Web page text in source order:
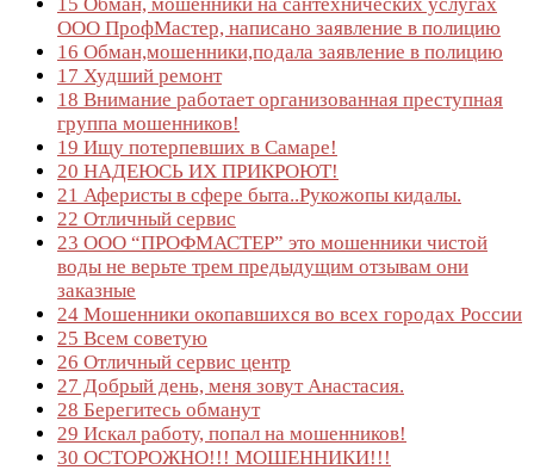
ООО ПрофМастер, написано заявление в полицию
16 Обман,мошенники,подала заявление в полицию
17 Худший ремонт
18 Внимание работает организованная преступная
группа мошенников!
19 Ищу потерпевших в Самаре!
20 НАДЕЮСЬ ИХ ПРИКРОЮТ!
21 Аферисты в сфере быта..Рукожопы кидалы.
22 Отличный сервис
23 ООО “ПРОФМАСТЕР” это мошенники чистой
воды не верьте трем предыдущим отзывам они
заказные
24 Мошенники окопавшихся во всех городах России
25 Всем советую
26 Отличный сервис центр
27 Добрый день, меня зовут Анастасия.
28 Берегитесь обманут
29 Искал работу, попал на мошенников!
30 ОСТОРОЖНО!!! МОШЕННИКИ!!!